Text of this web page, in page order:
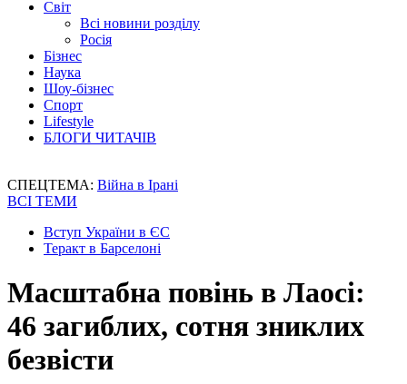
Світ
Всі новини розділу
Росія
Бізнес
Наука
Шоу-бізнес
Спорт
Lifestyle
БЛОГИ ЧИТАЧІВ
СПЕЦТЕМА: Війна в Ірані
ВСІ ТЕМИ
Вступ України в ЄС
Теракт в Барселоні
Масштабна повінь в Лаосі:
46 загиблих, сотня зниклих
безвісти